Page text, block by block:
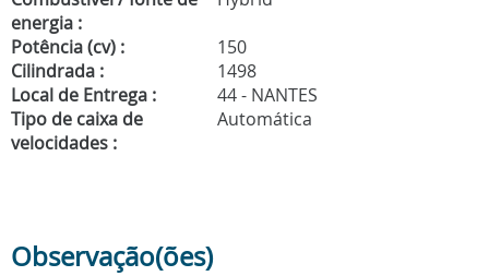
energia :
Potência (cv) :
150
Cilindrada :
1498
Local de Entrega :
44 - NANTES
Tipo de caixa de
velocidades :
Automática
Observação(ões)